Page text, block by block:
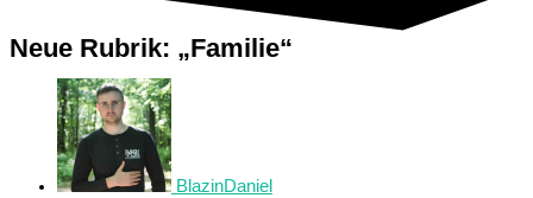
Neue Rubrik: „Familie“
BlazinDaniel